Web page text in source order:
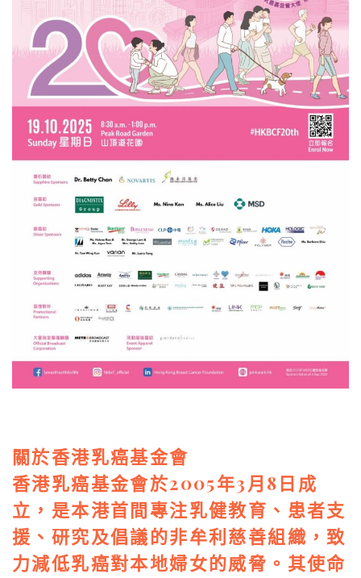
關於香港乳癌基金會
香港乳癌基金會於2005年3月8日成
立，是本港首間專注乳健教育、患者支
援、研究及倡議的非牟利慈善組織，致
力減低乳癌對本地婦女的威脅。其使命